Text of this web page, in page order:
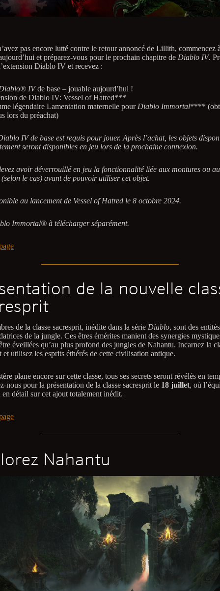
pas encore lutté contre le retour annoncé de Lillith, commencez
et préparez-vous pour le prochain chapitre de Diablo IV.
Diablo IV et recevez :
IVde base – jouable aujourd’hui !
de Diablo IV: Vessel of Hatred***
légendaire Lamentation maternelle pour Diablo Immortal****
lors du préachat)
IV de base est requis pour jouer. Après l’achat, les objets
seront disponibles en jeu lors de la prochaine connexion.
avoir déverrouillé en jeu la fonctionnalité liée aux montures ou
le cas) avant de pouvoir utiliser cet objet.
au lancement de Vessel of Hatred le 8 octobre 2024.
Immortal® à télécharger séparément.
de la nouvelle
de la classe sacresprit, inédite dans la série Diablo, sont des entités
de la jungle. Ces êtres émérites manient des synergies
éveillées qu’au plus profond des jungles de Nahantu. Incarnez la
et utilisez les esprits éthérés de cette civilisation antique.
plane encore sur cette classe, tous ses secrets seront révélés en
nous pour la présentation de la classe sacresprit le 18 juillet, où
en détail sur cet ajout totalement inédit.
Nahantu